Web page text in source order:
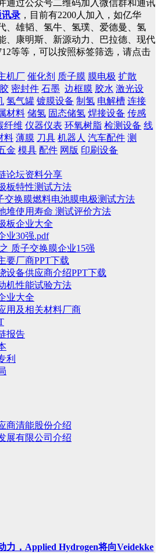
通过公众号二维码加入微信群和通讯
录 ，目前有2200人加入，如亿华
、雄韬、氢牛、氢璞、爱德曼、氢
、康明斯、新源动力、巴拉德、现代
等等，可以按照标签筛选，请点击
机厂 催化剂 质子膜 膜电极 扩散
密封件 石墨 边框膜 胶水 激光设
氢气罐 镀膜设备 制氢 电解槽 连接
材料 储氢 固态储氢 焊接设备 传感
纤维 仪器仪表 环氧树脂 检测设备 线
料 薄膜 刀具 机器人 汽车配件 测
金 模具 配件 网版 印刷设备
论坛资料分享
板特性测试方法
交换膜燃料电池膜电极测试方法
堆使用寿命 测试评价方法
板企业大全
业30强.pdf
质子交换膜企业15强
要厂商PPT下载
设备供应商介绍PPT下载
机性能试验方法
业大全
用及相关材料厂商
报告
利
商清能股份介绍
展有限公司介绍
力，Applied Hydrogen将向Veidekke